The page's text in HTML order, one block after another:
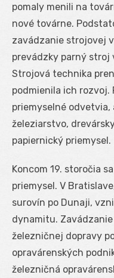
pomaly menili na
nové továrne.
zavádzanie strojovej
prevádzky parný stroj
Strojová technika
podmienila ich rozvoj.
priemyselné odvetvia,
železiarstvo,
papiernický priemysel.
Koncom 19. storočia
priemysel. V
surovín po Dunaji,
dynamitu.
železničnej dopravy
opravárenských
železničná